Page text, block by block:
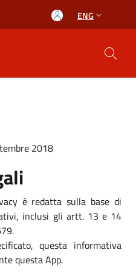
ENG
2018
è redatta sulla base di
inclusi gli artt. 13 e 14
questa informativa
questa App.